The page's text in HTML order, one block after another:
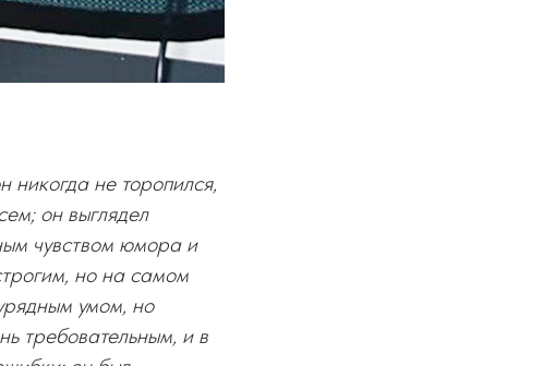
никогда не торопился,
он выглядел
чувством юмора и
но на самом
умом, но
требовательным, и в